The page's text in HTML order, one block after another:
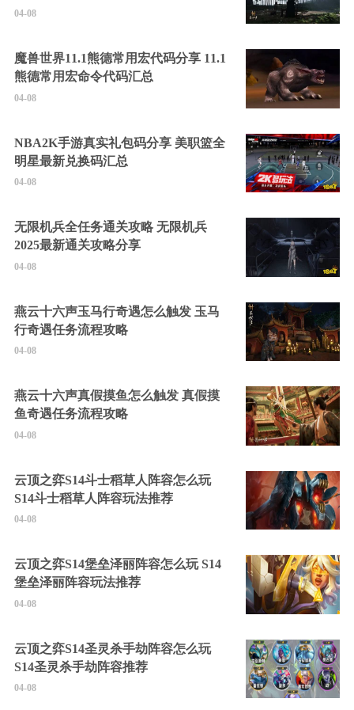
04-08
魔兽世界11.1熊德常用宏代码分享 11.1
熊德常用宏命令代码汇总
04-08
NBA2K手游真实礼包码分享 美职篮全
明星最新兑换码汇总
04-08
无限机兵全任务通关攻略 无限机兵
2025最新通关攻略分享
04-08
燕云十六声玉马行奇遇怎么触发 玉马
行奇遇任务流程攻略
04-08
燕云十六声真假摸鱼怎么触发 真假摸
鱼奇遇任务流程攻略
04-08
云顶之弈S14斗士稻草人阵容怎么玩
S14斗士稻草人阵容玩法推荐
04-08
云顶之弈S14堡垒泽丽阵容怎么玩 S14
堡垒泽丽阵容玩法推荐
04-08
云顶之弈S14圣灵杀手劫阵容怎么玩
S14圣灵杀手劫阵容推荐
04-08